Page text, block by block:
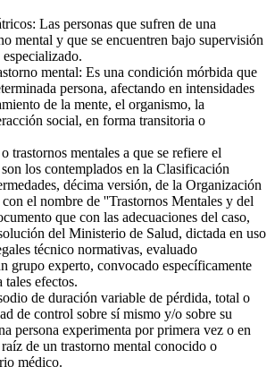
Las personas que sufren de una
mental y que se encuentren bajo supervisión
mental: Es una condición mórbida que
persona, afectando en intensidades
de la mente, el organismo, la
social, en forma transitoria o
trastornos mentales a que se refiere el
los contemplados en la Clasificación
décima versión, de la Organización
el nombre de ''Trastornos Mentales y del
que con las adecuaciones del caso,
del Ministerio de Salud, dictada en uso
técnico normativas, evaluado
grupo experto, convocado específicamente
efectos.
de duración variable de pérdida, total o
de control sobre sí mismo y/o sobre su
persona experimenta por primera vez o en
de un trastorno mental conocido o
médico.